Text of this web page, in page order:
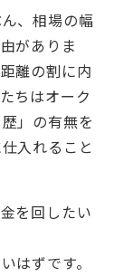
、相場の幅
がありま
離の割に内
ちはオーク
」の有無を
入れること
を回したい
はずです。